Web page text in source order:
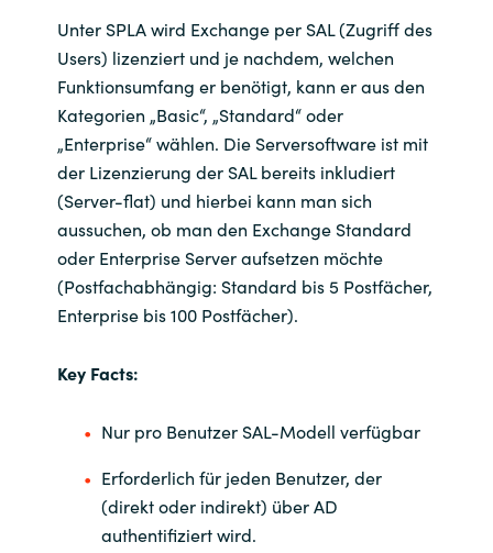
Slovenia
Singapore
Spain
Sri Lanka
Sweden
United States
Unter SPLA wird Exchange per SAL (Zugriff des
Users) lizenziert und je nachdem, welchen
Funktionsumfang er benötigt, kann er aus den
Kategorien „Basic“, „Standard“ oder
„Enterprise“ wählen. Die Serversoftware ist mit
der Lizenzierung der SAL bereits inkludiert
(Server-flat) und hierbei kann man sich
aussuchen, ob man den Exchange Standard
oder Enterprise Server aufsetzen möchte
(Postfachabhängig: Standard bis 5 Postfächer,
Enterprise bis 100 Postfächer).
Key Facts:
Nur pro Benutzer SAL-Modell verfügbar
Erforderlich für jeden Benutzer, der
(direkt oder indirekt) über AD
authentifiziert wird.